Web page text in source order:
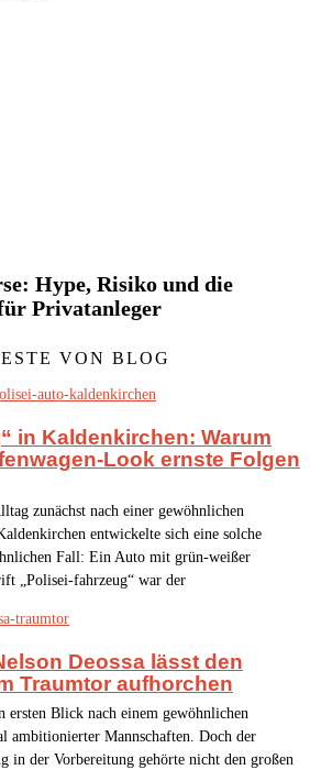
Hype, Risiko und die
Privatanleger
VON BLOG
in Kaldenkirchen: Warum
Look ernste Folgen
zunächst nach einer gewöhnlichen
entwickelte sich eine solche
Fall: Ein Auto mit grün-weißer
„Polisei-fahrzeug“ war der
Deossa lässt den
Traumtor aufhorchen
ersten Blick nach einem gewöhnlichen
ambitionierter Mannschaften. Doch der
in der Vorbereitung gehörte nicht den großen